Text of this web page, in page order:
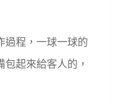
過程，一球一球的
起來給客人的，